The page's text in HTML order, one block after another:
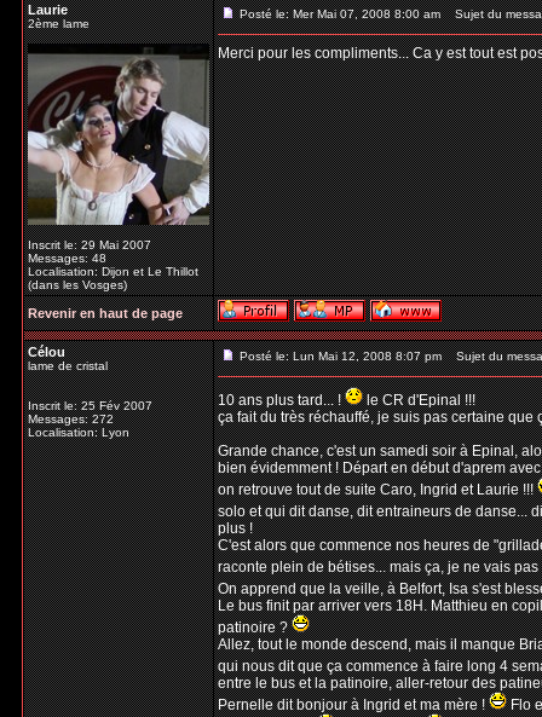
Laurie
2ème lame
Inscrit le: 29 Mai 2007
Messages: 48
Localisation: Dijon et Le Thillot
(dans les Vosges)
Posté le: Mer Mai 07, 2008 8:00 am Sujet du
Merci pour les compliments... Ca y est tout est
Revenir en haut de page
Célou
lame de cristal
Inscrit le: 25 Fév 2007
Messages: 272
Localisation: Lyon
Posté le: Lun Mai 12, 2008 8:07 pm Sujet du
10 ans plus tard... !
le CR d'Epinal !!!
ça fait du très réchauffé, je suis pas certaine
Grande chance, c'est un samedi soir à Epinal,
bien évidemment ! Départ en début d'aprem
on retrouve tout de suite Caro, Ingrid et Laurie !!!
solo et qui dit danse, dit entraineurs de danse...
plus !
C'est alors que commence nos heures de
raconte plein de bétises... mais ça, je ne vais
On apprend que la veille, à Belfort, Isa s'est
Le bus finit par arriver vers 18H. Matthieu en
patinoire ?
Allez, tout le monde descend, mais il manque
qui nous dit que ça commence à faire long 4
entre le bus et la patinoire, aller-retour des
Pernelle dit bonjour à Ingrid et ma mère !
Flo